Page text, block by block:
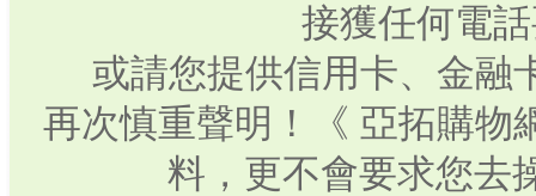
接獲任何電
或請您提供信用卡、金融
再次慎重聲明！《 亞拓購物
料，更不會要求您去